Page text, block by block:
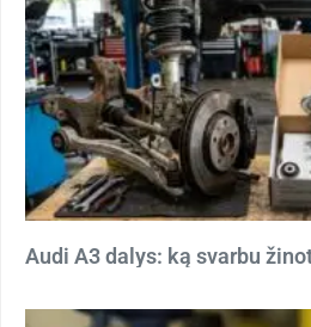
Audi A3 dalys: ką svarbu